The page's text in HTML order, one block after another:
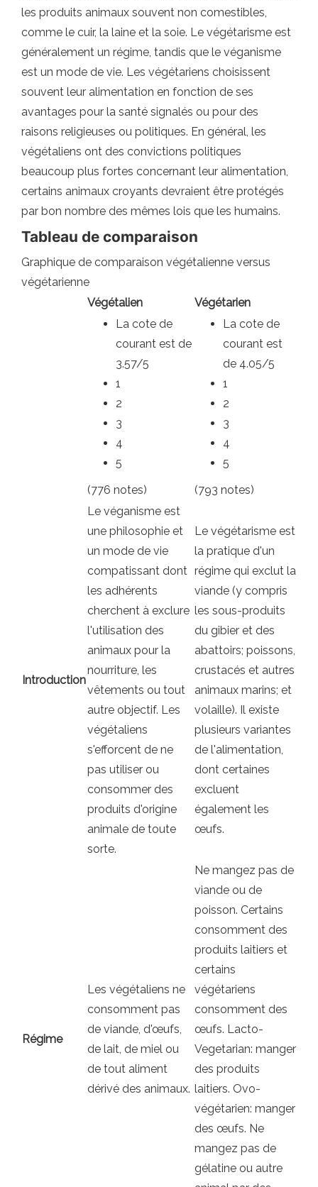
les produits animaux souvent non comestibles,
comme le cuir, la laine et la soie. Le végétarisme est
généralement un régime, tandis que le véganisme
est un mode de vie. Les végétariens choisissent
souvent leur alimentation en fonction de ses
avantages pour la santé signalés ou pour des
raisons religieuses ou politiques. En général, les
végétaliens ont des convictions politiques
beaucoup plus fortes concernant leur alimentation,
certains animaux croyants devraient être protégés
par bon nombre des mêmes lois que les humains.
Tableau de comparaison
Graphique de comparaison végétalienne versus
végétarienne
Végétalien
Végétarien
La cote de
courant est de
3.57/5
1
2
3
4
5
(776 notes)
La cote de
courant est
de 4.05/5
1
2
3
4
5
(793 notes)
Introduction
Le véganisme est
une philosophie et
un mode de vie
compatissant dont
les adhérents
cherchent à exclure
l'utilisation des
animaux pour la
nourriture, les
vêtements ou tout
autre objectif. Les
végétaliens
s'efforcent de ne
pas utiliser ou
consommer des
produits d'origine
animale de toute
sorte.
Le végétarisme est
la pratique d'un
régime qui exclut la
viande (y compris
les sous-produits
du gibier et des
abattoirs; poissons,
crustacés et autres
animaux marins; et
volaille). Il existe
plusieurs variantes
de l'alimentation,
dont certaines
excluent
également les
œufs.
Régime
Les végétaliens ne
consomment pas
de viande, d'œufs,
de lait, de miel ou
de tout aliment
dérivé des animaux.
Ne mangez pas de
viande ou de
poisson. Certains
consomment des
produits laitiers et
certains
végétariens
consomment des
œufs. Lacto-
Vegetarian: manger
des produits
laitiers. Ovo-
végétarien: manger
des œufs. Ne
mangez pas de
gélatine ou autre